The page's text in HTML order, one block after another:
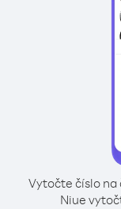
Vytočte číslo na
Niue